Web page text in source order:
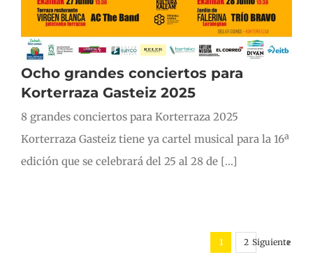
Ocho grandes conciertos para
Korterraza Gasteiz 2025
8 grandes conciertos para Korterraza 2025
Korterraza Gasteiz tiene ya cartel musical para la 16ª
edición que se celebrará del 25 al 28 de [...]
1 2 Siguiente